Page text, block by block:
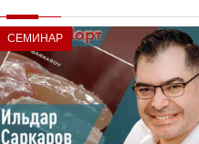
СЕМИНАР